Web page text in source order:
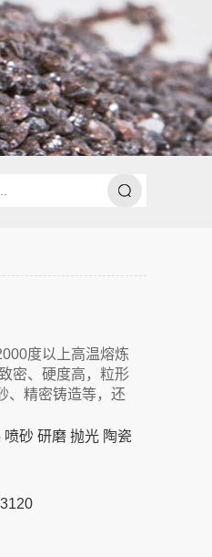
度以上高温熔炼
密、硬度高，粒形
、精密铸造等，还
砂 研磨 抛光 陶瓷